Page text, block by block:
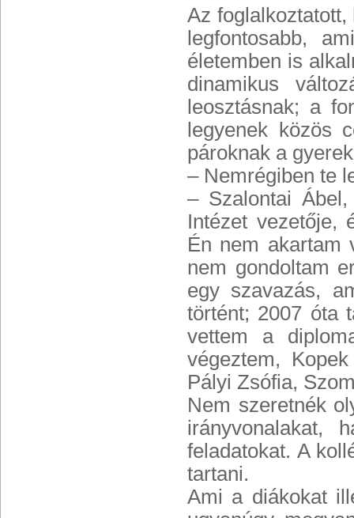
Az
legfontosabb,
életemben is
dinamikus
leosztásnak; a
legyenek közös
pároknak a
– Nemrégiben te
– Szalontai
Intézet vezetője,
Én nem akartam
nem gondoltam
egy szavazás,
történt; 2007 óta
vettem a
végeztem,
Pályi Zsófia,
Nem szeretnék
irányvonalakat,
feladatokat. A
tartani.
Ami a diákokat